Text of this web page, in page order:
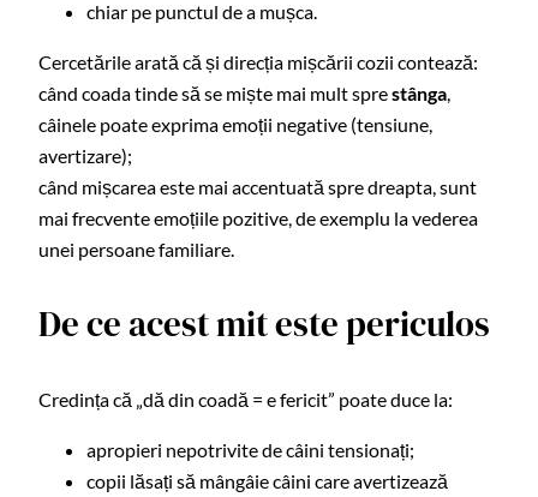
chiar pe punctul de a mușca.
Cercetările arată că și direcția mișcării cozii contează:
când coada tinde să se miște mai mult sprestânga,
câinele poate exprima emoții negative (tensiune,
avertizare);
când mișcarea este mai accentuată spre dreapta, sunt
mai frecvente emoțiile pozitive, de exemplu la vederea
unei persoane familiare.
De ce acest mit este periculos
Credința că „dă din coadă = e fericit” poate duce la:
apropieri nepotrivite de câini tensionați;
copii lăsați să mângâie câini care avertizează